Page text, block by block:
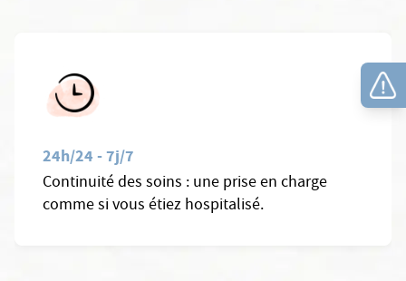
24h/24 - 7j/7
Continuité des soins : une prise en charge
comme si vous étiez hospitalisé.